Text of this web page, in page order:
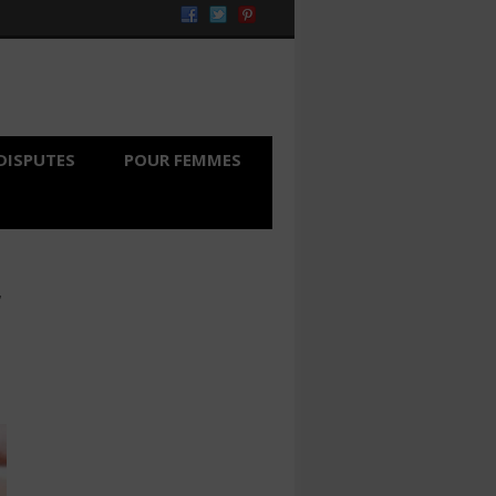
POUR FEMMES